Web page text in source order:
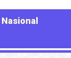
Nasional